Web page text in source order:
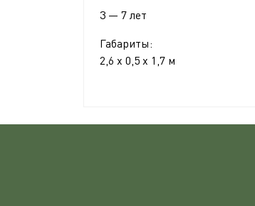
3 — 7 лет
Габариты:
2,6 x 0,5 x 1,7 м